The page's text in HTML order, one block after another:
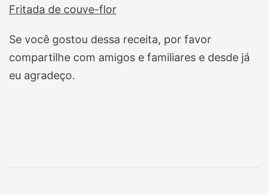
Fritada de couve-flor
Se você gostou dessa receita, por favor
compartilhe com amigos e familiares e desde já
eu agradeço.